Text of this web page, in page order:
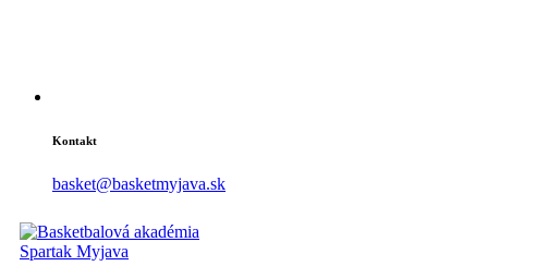
Kontakt
basket@basketmyjava.sk